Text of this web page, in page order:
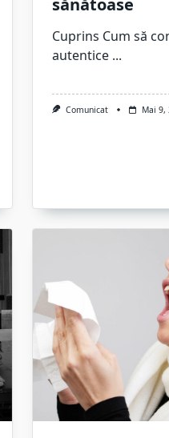
sănătoase
Cuprins Cum să
autentice ...
Comunicat Mai 9,